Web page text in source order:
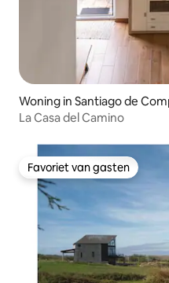
Woning in Santiago de
La Casa del Camino
Favoriet van gasten
Favoriet van gasten